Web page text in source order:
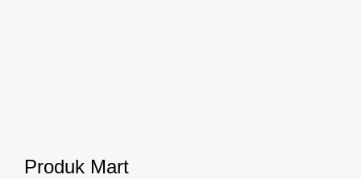
Produk Mart